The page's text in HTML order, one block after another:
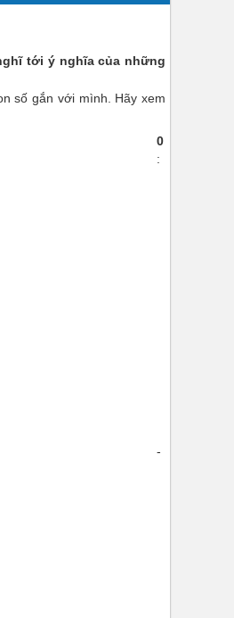
tới ý nghĩa của những
số gắn với mình. Hãy xem
0
:
-